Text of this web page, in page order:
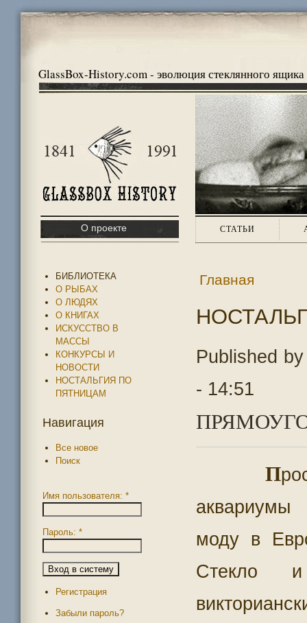
GlassBox-History.com - эволюция стеклянного ящика
О проекте СТАТЬИ
Главная
Published
- 14:51
П
моду в
Стекло
БИБЛИОТЕКА
О РЫБАХ
О ЛЮДЯХ
О КНИГАХ
ИСКУССТВО В
МАССЫ
КОНКУРСЫ И
НОВОСТИ
НОСТАЛЬГИЯ ПО
ПЯТНИЦАМ
Навигация
Все новое
Поиск
Имя пользователя: *
Пароль: *
Регистрация
Забыли пароль?